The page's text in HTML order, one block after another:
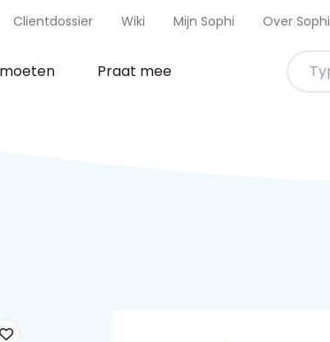
Clientdossier Wiki Mijn Sophi Over Sophi
Praat mee